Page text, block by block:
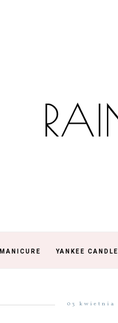
MANICURE YANKEE CANDLE
03 kwietnia